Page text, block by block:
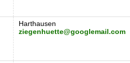
Harthausen
ziegenhuette@googlemail.com